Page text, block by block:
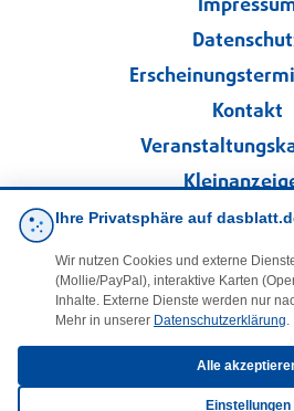
Kontakt
Folgen Sie
facebook
Ihre Privatsphäre auf
Wir nutzen Cookies und externe
(Mollie/PayPal), interaktive Karten
Inhalte. Externe Dienste werden nur
Mehr in unserer Datenschutzerklärung.
Alle
Einstellungen